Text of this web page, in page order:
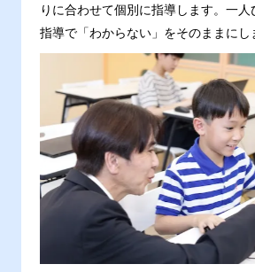
りに合わせて個別に指導します。一
指導で「わからない」をそのままにし